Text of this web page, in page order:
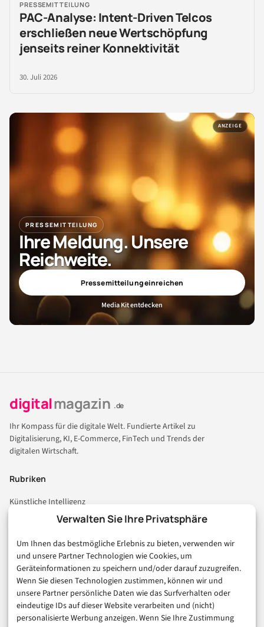
Verwalten Sie Ihre Privatsphäre
Um Ihnen das bestmögliche Erlebnis zu bieten, verwenden wir
und unsere Partner Technologien wie Cookies, um
Geräteinformationen zu speichern und/oder darauf zuzugreifen.
Wenn Sie diesen Technologien zustimmen, können wir und
unsere Partner persönliche Daten wie das Surfverhalten oder
eindeutige IDs auf dieser Website verarbeiten und (nicht)
personalisierte Werbung anzeigen. Wenn Sie Ihre Zustimmung
PRESSEMITTEILUNG
PAC-Analyse: Intent-Driven Telcos
erschließen neue Wertschöpfung
jenseits reiner Konnektivität
30. Juli 2026
ANZEIGE
PRESSEMITTEILUNG
Ihre Meldung. Unsere
Reichweite.
Pressemitteilung einreichen
Media Kit entdecken
digitalmagazin .de
Ihr Kompass für die digitale Welt. Fundierte Artikel zu
Digitalisierung, KI, E-Commerce, FinTech und Trends der
digitalen Wirtschaft.
Rubriken
Künstliche Intelligenz
Technologie & IT
Consumer & Digital Life
Marketing
Finanzen & FinTech
Business & Karriere
Sicherheit & Recht